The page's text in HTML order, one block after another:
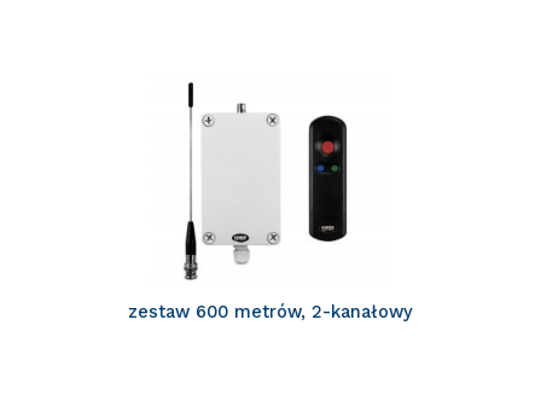
zestaw 600 metrów, 2-kanałowy